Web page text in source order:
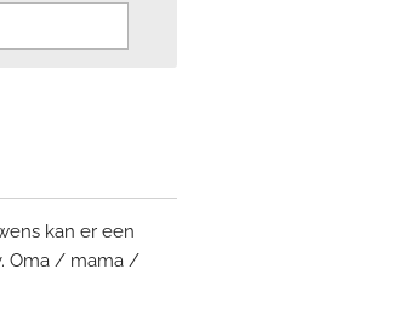
kan er een
Oma / mama /